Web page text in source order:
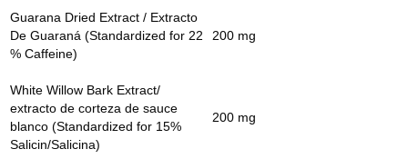
Guarana Dried Extract / Extracto
De Guaraná (Standardized for 22
% Caffeine)
200 mg
White Willow Bark Extract/
extracto de corteza de sauce
blanco (Standardized for 15%
Salicin/Salicina)
200 mg